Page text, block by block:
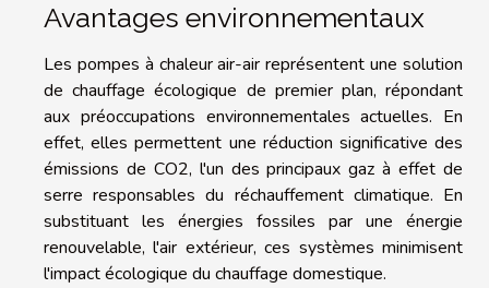
Avantages environnementaux
Les pompes à chaleur air-air représentent une solution
de chauffage écologique de premier plan, répondant
aux préoccupations environnementales actuelles. En
effet, elles permettent une réduction significative des
émissions de CO2, l'un des principaux gaz à effet de
serre responsables du réchauffement climatique. En
substituant les énergies fossiles par une énergie
renouvelable, l'air extérieur, ces systèmes minimisent
l'impact écologique du chauffage domestique.